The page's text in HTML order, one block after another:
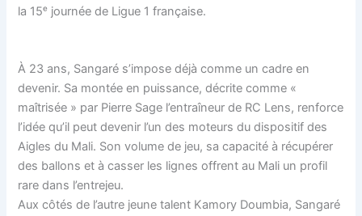
la 15ᵉ journée de Ligue 1 française.
À 23 ans, Sangaré s’impose déjà comme un cadre en
devenir. Sa montée en puissance, décrite comme «
maîtrisée » par Pierre Sage l’entraîneur de RC Lens, renforce
l’idée qu’il peut devenir l’un des moteurs du dispositif des
Aigles du Mali. Son volume de jeu, sa capacité à récupérer
des ballons et à casser les lignes offrent au Mali un profil
rare dans l’entrejeu.
Aux côtés de l’autre jeune talent Kamory Doumbia, Sangaré